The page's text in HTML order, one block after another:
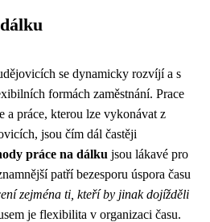
se dynamicky rozvíjí a s
formách zaměstnání. Prace
a práce, kterou lze vykonávat z
jsou čím dál častěji
práce na dálku jsou lákavé pro
patří bezesporu úspora času
zejména ti, kteří by jinak dojížděli
je flexibilita v organizaci času.